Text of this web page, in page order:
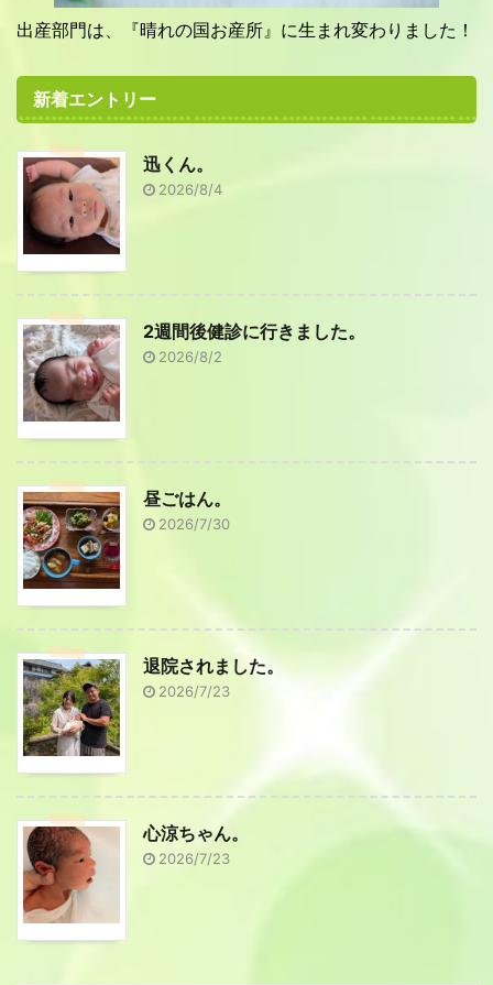
出産部門は、『晴れの国お産所』に生まれ変わりました！
新着エントリー
迅くん。
2026/8/4
2週間後健診に行きました。
2026/8/2
昼ごはん。
2026/7/30
退院されました。
2026/7/23
心涼ちゃん。
2026/7/23